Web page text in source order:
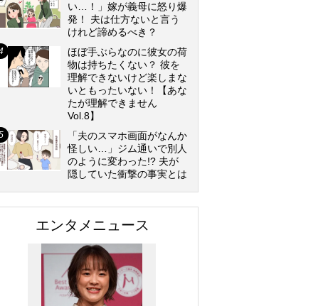
い…！」嫁が義母に怒り爆
発！ 夫は仕方ないと言う
けれど諦めるべき？
ほぼ手ぶらなのに彼女の荷
物は持ちたくない？ 彼を
理解できないけど楽しまな
いともったいない！【あな
たが理解できません
Vol.8】
「夫のスマホ画面がなんか
怪しい…」ジム通いで別人
のように変わった!? 夫が
隠していた衝撃の事実とは
エンタメニュース